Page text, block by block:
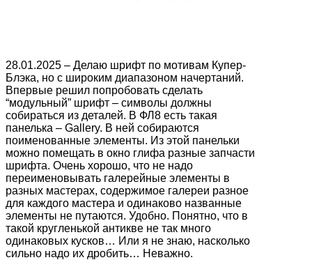
28.01.2025 – Делаю шрифт по мотивам Купер-
Блэка, но с широким диапазоном начертаний.
Впервые решил попробовать сделать
“модульный” шрифт – символы должны
собираться из деталей. В ФЛ8 есть такая
панелька – Gallery. В ней собираются
поименованные элементы. Из этой панельки
можно помещать в окно глифа разные запчасти
шрифта. Очень хорошо, что не надо
переименовывать галерейные элементы в
разных мастерах, содержимое галереи разное
для каждого мастера и одинаково названные
элементы не путаются. Удобно. Понятно, что в
такой кругленькой антикве не так много
одинаковых кусков… Или я не знаю, насколько
сильно надо их дробить… Неважно.